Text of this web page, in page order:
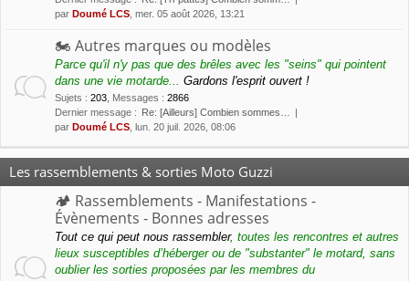
par Doumé LCS , mer. 05 août 2026, 13:21
🏍 Autres marques ou modèles
Parce qu'il n'y pas que des brêles avec les "seins" qui pointent
dans une vie motarde... Gardons l'esprit ouvert !
Sujets : 203 Messages : 2866
Dernier message : Re: [Ailleurs] Combien sommes…
par Doumé LCS , lun. 20 juil. 2026, 08:06
Les rassemblements & sorties Moto Guzzi
🏕 Rassemblements - Manifestations -
Évènements - Bonnes adresses
Tout ce qui peut nous rassembler, toutes les rencontres et autres
lieux susceptibles d’héberger ou de "substanter" le motard, sans
oublier les sorties proposées par les membres du